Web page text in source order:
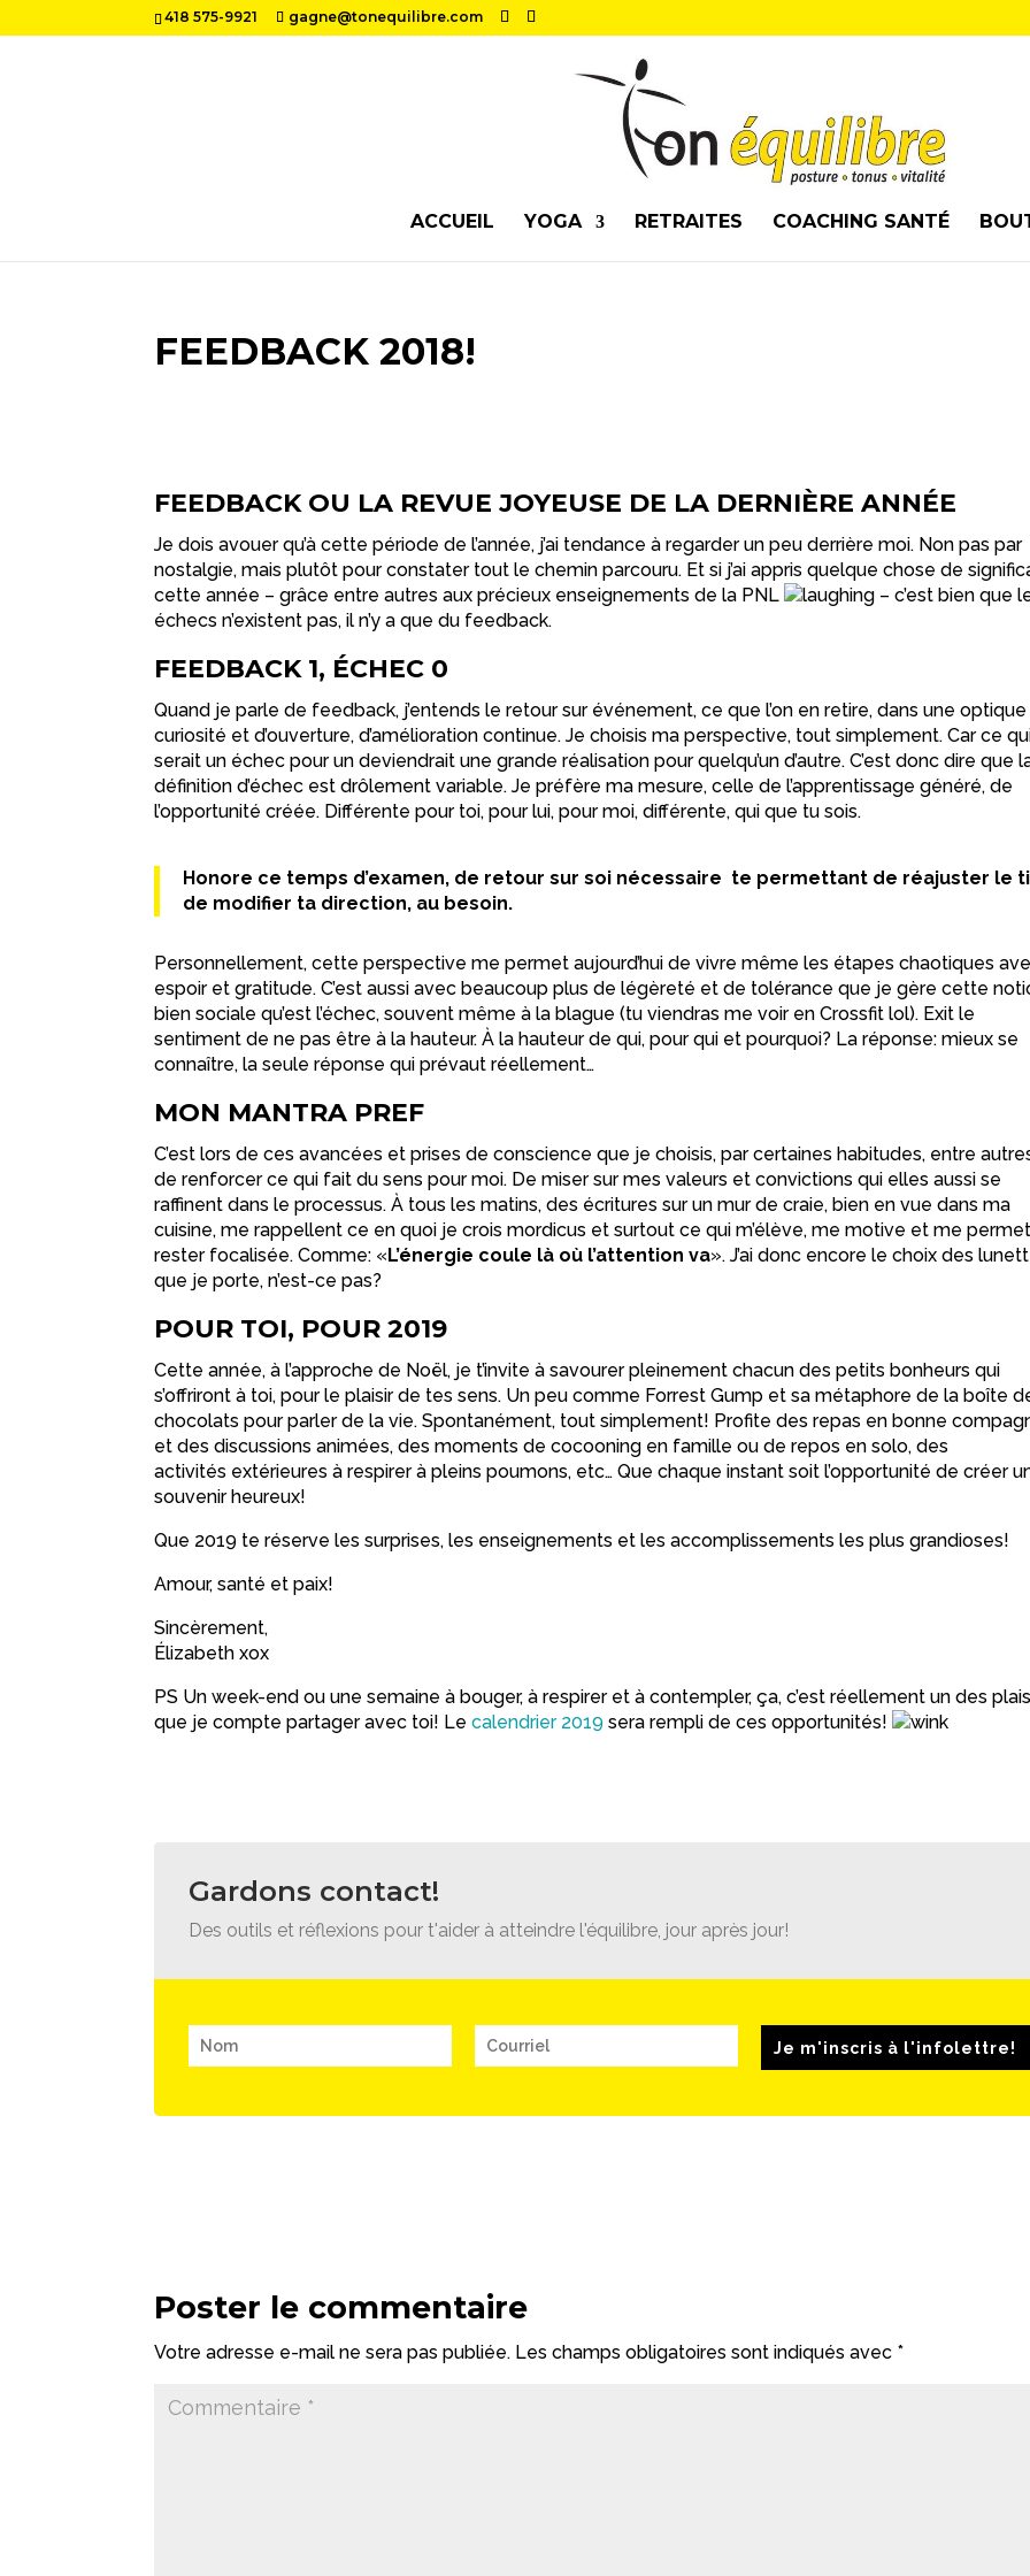
418 575-9921 gagne@tonequilibre.com
ACCUEIL YOGA RETRAITES COACHING SANTÉ
FEEDBACK 2018!
FEEDBACK OU LA REVUE JOYEUSE DE LA DERNIÈRE ANNÉE
Je dois avouer qu’à cette période de l’année, j’ai tendance à regarder un peu derrière moi. Non pas par
nostalgie, mais plutôt pour constater tout le chemin parcouru. Et si j’ai appris quelque chose de
cette année – grâce entre autres aux précieux enseignements de la PNL
– c’est bien que
échecs n’existent pas, il n’y a que du feedback.
FEEDBACK 1, ÉCHEC 0
Quand je parle de feedback, j’entends le retour sur événement, ce que l’on en retire, dans une
curiosité et d’ouverture, d’amélioration continue. Je choisis ma perspective, tout simplement. Car ce
serait un échec pour un deviendrait une grande réalisation pour quelqu’un d’autre. C’est donc dire que
définition d’échec est drôlement variable. Je préfère ma mesure, celle de l’apprentissage généré, de
l’opportunité créée. Différente pour toi, pour lui, pour moi, différente, qui que tu sois.
Honore ce temps d’examen, de retour sur soi nécessaire te permettant de réajuster le
de modifier ta direction, au besoin.
Personnellement, cette perspective me permet aujourd’hui de vivre même les étapes chaotiques
espoir et gratitude. C’est aussi avec beaucoup plus de légèreté et de tolérance que je gère cette
bien sociale qu’est l’échec, souvent même à la blague (tu viendras me voir en Crossfit lol). Exit le
sentiment de ne pas être à la hauteur. À la hauteur de qui, pour qui et pourquoi? La réponse: mieux se
connaître, la seule réponse qui prévaut réellement…
MON MANTRA PREF
C’est lors de ces avancées et prises de conscience que je choisis, par certaines habitudes, entre
de renforcer ce qui fait du sens pour moi. De miser sur mes valeurs et convictions qui elles aussi se
raffinent dans le processus. À tous les matins, des écritures sur un mur de craie, bien en vue dans ma
cuisine, me rappellent ce en quoi je crois mordicus et surtout ce qui m’élève, me motive et me
rester focalisée. Comme: «L’énergie coule là où l’attention va». J’ai donc encore le choix des
que je porte, n’est-ce pas?
POUR TOI, POUR 2019
Cette année, à l’approche de Noël, je t’invite à savourer pleinement chacun des petits bonheurs qui
s’offriront à toi, pour le plaisir de tes sens. Un peu comme Forrest Gump et sa métaphore de la boîte
chocolats pour parler de la vie. Spontanément, tout simplement! Profite des repas en bonne
et des discussions animées, des moments de cocooning en famille ou de repos en solo, des
activités extérieures à respirer à pleins poumons, etc… Que chaque instant soit l’opportunité de créer
souvenir heureux!
Que 2019 te réserve les surprises, les enseignements et les accomplissements les plus grandioses!
Amour, santé et paix!
Sincèrement,
Élizabeth xox
PS Un week-end ou une semaine à bouger, à respirer et à contempler, ça, c’est réellement un des
que je compte partager avec toi! Lecalendrier 2019 sera rempli de ces opportunités!
Gardons contact!
Des outils et réflexions pour t'aider à atteindre l'équilibre, jour après jour!
Je m'inscris à l'infolettre!
Poster le commentaire
Votre adresse e-mail ne sera pas publiée. Les champs obligatoires sont indiqués avec *